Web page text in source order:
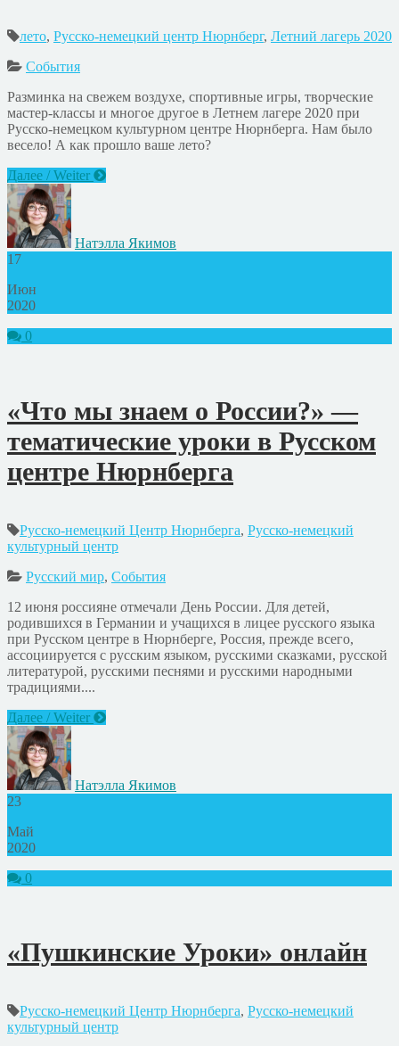
лето, Русско-немецкий центр Нюрнберг, Летний лагерь 2020
События
Разминка на свежем воздухе, спортивные игры, творческие
мастер-классы и многое другое в Летнем лагере 2020 при
Русско-немецком культурном центре Нюрнберга. Нам было
весело! А как прошло ваше лето?
Далее / Weiter
Натэлла Якимов
17
Июн
2020
0
«Что мы знаем о России?» —
тематические уроки в Русском
центре Нюрнберга
Русско-немецкий Центр Нюрнберга, Русско-немецкий
культурный центр
Русский мир, События
12 июня россияне отмечали День России. Для детей,
родившихся в Германии и учащихся в лицее русского языка
при Русском центре в Нюрнберге, Россия, прежде всего,
ассоциируется с русским языком, русскими сказками, русской
литературой, русскими песнями и русскими народными
традициями....
Далее / Weiter
Натэлла Якимов
23
Май
2020
0
«Пушкинские Уроки» онлайн
Русско-немецкий Центр Нюрнберга, Русско-немецкий
культурный центр